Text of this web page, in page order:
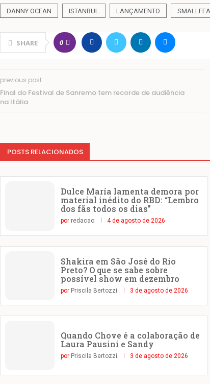
DANNY OCEAN ISTANBUL LANÇAMENTO
SHARE 0
previous post
Final do Festival de Sanremo tem recorde de audiência
na Itália
POSTS RELACIONADOS
Dulce María lamenta demora por
material inédito do RBD: “Lembro
dos fãs todos os dias”
por redacao 4 de agosto de 2026
Shakira em São José do Rio
Preto? O que se sabe sobre
possível show em dezembro
por Priscila Bertozzi 3 de agosto de 2026
Quando Chove é a colaboração de
Laura Pausini e Sandy
por Priscila Bertozzi 3 de agosto de 2026